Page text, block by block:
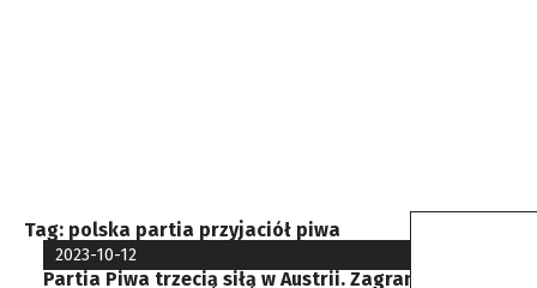
Tag: polska partia przyjaciół piwa
2023-10-12
Partia Piwa trzecią siłą w Austrii. Zagraniczny